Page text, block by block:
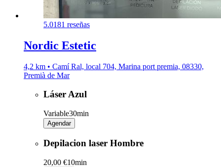
5.0181 reseñas
Nordic Estetic
4,2 km • Camí Ral, local 704, Marina port premia, 08330,
Premià de Mar
Láser Azul
Variable30min
Agendar
Depilacion laser Hombre
20,00 €10min